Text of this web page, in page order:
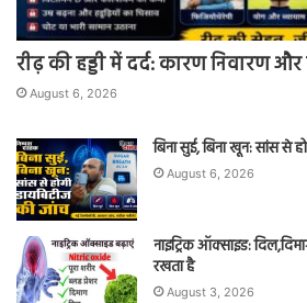
रीढ़ की हड्डी में दर्द: कारण निवारण
August 6, 2026
बिना सुई, बिना खून: सांस से
August 6, 2026
नाइट्रिक ऑक्साइड:
रखता है
August 3, 2026